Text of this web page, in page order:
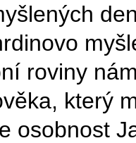
roviny
který
osobnost